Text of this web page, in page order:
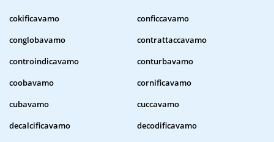
cokificavamo
conficcavamo
conglobavamo
contrattaccavamo
controindicavamo
conturbavamo
coobavamo
cornificavamo
cubavamo
cuccavamo
decalcificavamo
decodificavamo